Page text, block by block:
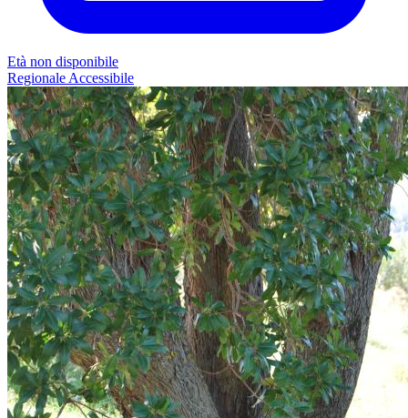
Età non disponibile
Regionale Accessibile